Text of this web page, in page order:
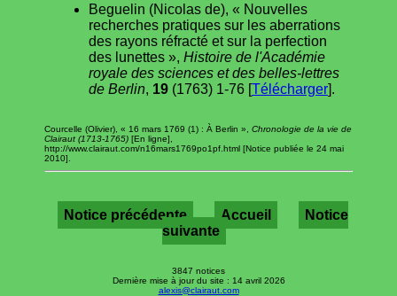
Beguelin (Nicolas de), « Nouvelles
recherches pratiques sur les aberrations
des rayons réfracté et sur la perfection
des lunettes », Histoire de l'Académie
royale des sciences et des belles-lettres
de Berlin, 19 (1763) 1-76 [Télécharger].
Courcelle (Olivier), « 16 mars 1769 (1) : À Berlin », Chronologie de la vie de
Clairaut (1713-1765) [En ligne],
http://www.clairaut.com/n16mars1769po1pf.html [Notice publiée le 24 mai
2010].
Notice précédente Accueil
Notice
suivante
3847 notices
Dernière mise à jour du site : 14 avril 2026
alexis@clairaut.com